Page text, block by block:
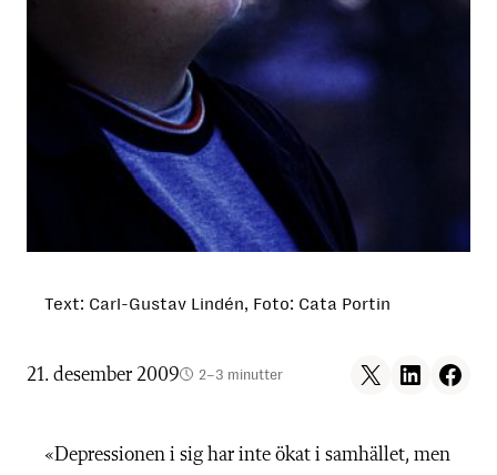
Text: Carl-Gustav Lindén, Foto: Cata Portin
21. desember 2009 2–3 minutter Share on X Share on LinkedIn
Share on
«Depressionen i sig har inte ökat i samhället, men